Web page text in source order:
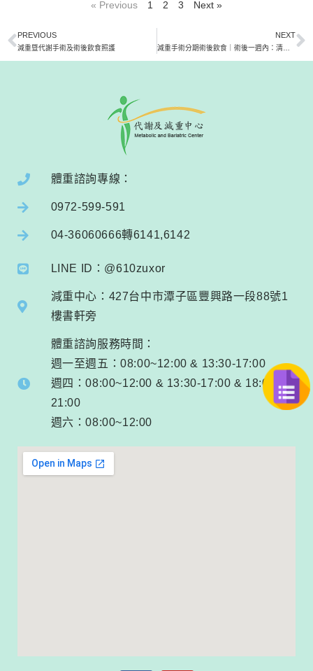
« Previous 1 2 3 Next »
PREVIOUS
減重暨代謝手術及術後飲食照護
NEXT
減重手術分期術後飲食｜術後一週內：清流質飲食
體重諮詢專線：
0972-599-591
04-36060666轉6141,6142
LINE ID：@610zuxor
減重中心：427台中市潭子區豐興路一段88號1
樓書軒旁
體重諮詢服務時間：
週一至週五：08:00~12:00 & 13:30-17:00
週四：08:00~12:00 & 13:30-17:00 & 18:00-
21:00
週六：08:00~12:00